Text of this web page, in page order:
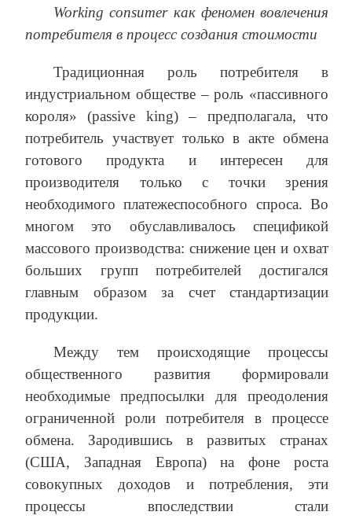
Working consumerкак феномен вовлечения
потребителя в процесс создания стоимости
Традиционная роль потребителя в
индустриальном обществе – роль «пассивного
короля» (passive king) – предполагала, что
потребитель участвует только в акте обмена
готового продукта и интересен для
производителя только с точки зрения
необходимого платежеспособного спроса. Во
многом это обуславливалось спецификой
массового производства: снижение цен и охват
больших групп потребителей достигался
главным образом за счет стандартизации
продукции.
Между тем происходящие процессы
общественного развития формировали
необходимые предпосылки для преодоления
ограниченной роли потребителя в процессе
обмена. Зародившись в развитых странах
(США, Западная Европа) на фоне роста
совокупных доходов и потребления, эти
процессы впоследствии стали